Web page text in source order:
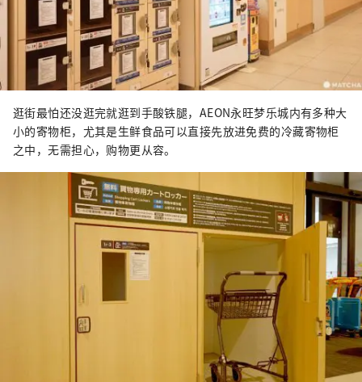
逛街最怕还没逛完就逛到手酸铁腿，AEON永旺梦乐城内有多种大
小的寄物柜，尤其是生鲜食品可以直接先放进免费的冷藏寄物柜
之中，无需担心，购物更从容。